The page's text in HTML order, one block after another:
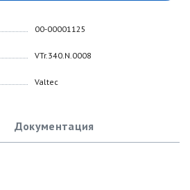
00-00001125
VTr.340.N.0008
Valtec
Документация